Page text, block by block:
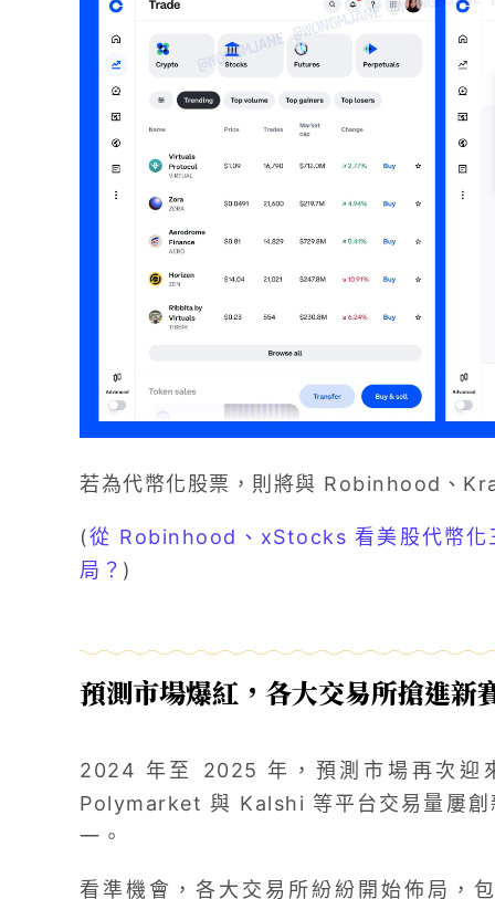
若為代幣化股票，則將與 Robinhood、
(從 Robinhood、xStocks 看美股代幣化
局？ )
預測市場爆紅，各大交易所搶進新
2024 年至 2025 年，預測市場再次迎
Polymarket 與 Kalshi 等平台交易量屢創
一。
看準機會，各大交易所紛紛開始佈局，